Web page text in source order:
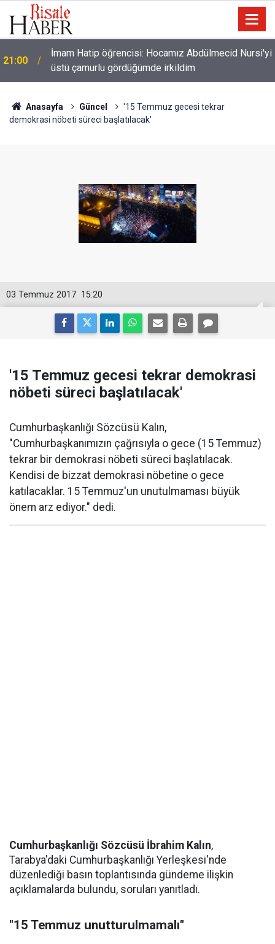
20:00
Filistin Konvoyu'na katılan Fransız aktivist
Müslüman oldu
Anasayfa Güncel
'15 Temmuz gecesi tekrar
demokrasi nöbeti süreci başlatılacak'
15:20
03 Temmuz 2017
'15 Temmuz gecesi tekrar demokrasi
nöbeti süreci başlatılacak'
Cumhurbaşkanlığı Sözcüsü Kalın,
"Cumhurbaşkanımızın çağrısıyla o gece (15 Temmuz)
tekrar bir demokrasi nöbeti süreci başlatılacak.
Kendisi de bizzat demokrasi nöbetine o gece
katılacaklar. 15 Temmuz'un unutulmaması büyük
önem arz ediyor." dedi.
Cumhurbaşkanlığı Sözcüsü İbrahim Kalın,
Tarabya'daki Cumhurbaşkanlığı Yerleşkesi'nde
düzenlediği basın toplantısında gündeme ilişkin
açıklamalarda bulundu, soruları yanıtladı.
"15 Temmuz unutturulmamalı"